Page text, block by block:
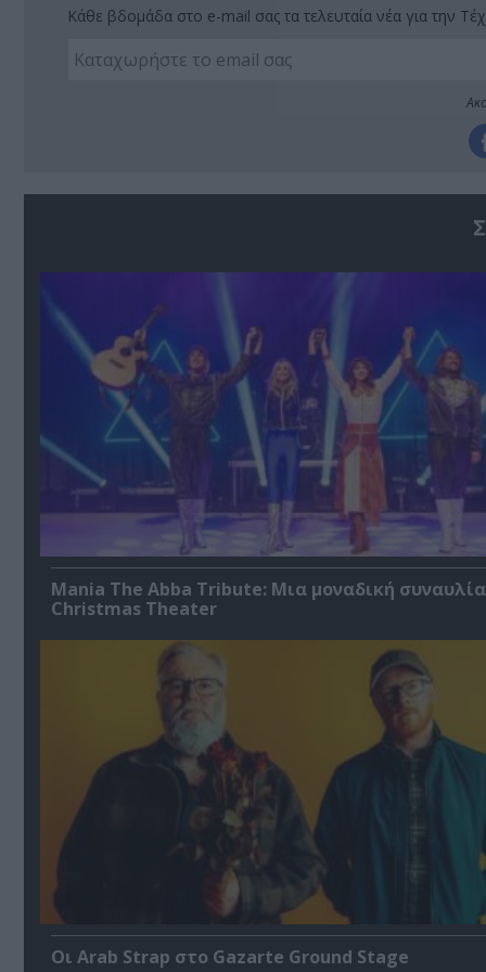
Κάθε βδομάδα στο e-mail σας τα τελευταία νέα για την
Mania The Abba Tribute: Μια μοναδική
Christmas Theater
Οι Arab Strap στο Gazarte Ground Stage